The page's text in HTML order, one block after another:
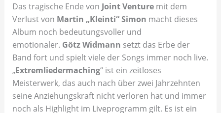
Das tragische Ende von Joint Venturemit dem
Verlust von Martin „Kleinti“ Simon macht dieses
Album noch bedeutungsvoller und
emotionaler. Götz Widmann setzt das Erbe der
Band fort und spielt viele der Songs immer noch live.
„Extremliedermaching“ ist ein zeitloses
Meisterwerk, das auch nach über zwei Jahrzehnten
seine Anziehungskraft nicht verloren hat und immer
noch als Highlight im Liveprogramm gilt. Es ist ein